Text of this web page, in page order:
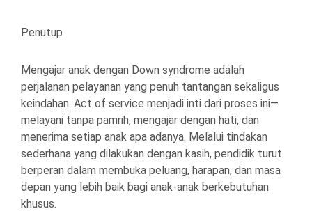
Penutup
Mengajar anak dengan Down syndrome adalah
perjalanan pelayanan yang penuh tantangan sekaligus
keindahan. Act of service menjadi inti dari proses ini—
melayani tanpa pamrih, mengajar dengan hati, dan
menerima setiap anak apa adanya. Melalui tindakan
sederhana yang dilakukan dengan kasih, pendidik turut
berperan dalam membuka peluang, harapan, dan masa
depan yang lebih baik bagi anak-anak berkebutuhan
khusus.